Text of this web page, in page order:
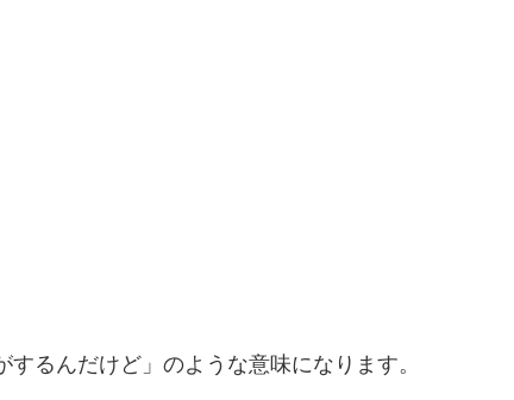
るんだけど」のような意味になります。